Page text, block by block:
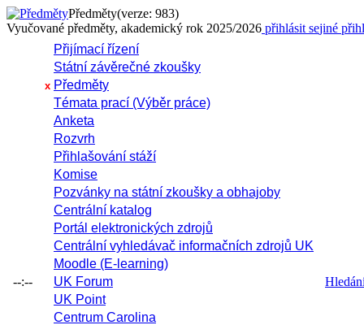
Předměty(verze: 983)
Vyučované předměty, akademický rok 2025/2026 přihlásit sejiné
--:--
Přijímací řízení
Státní závěrečné zkoušky
x Předměty
Témata prací (Výběr práce)
Anketa
Rozvrh
Přihlašování stáží
Komise
Pozvánky na státní zkoušky a obhajoby
Centrální katalog
Portál elektronických zdrojů
Centrální vyhledávač informačních zdrojů UK
Moodle (E-learning)
UK Forum
UK Point
Centrum Carolina